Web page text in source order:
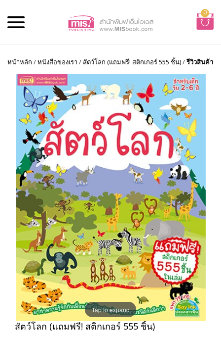
0
หน้าหลัก /หนังสือของเรา /สัตว์โลก (แถมฟรี! สติกเกอร์ 555 ชิ้น)/รีวิวสินค้า
Tap to expand
สัตว์โลก (แถมฟรี! สติกเกอร์ 555 ชิ้น)